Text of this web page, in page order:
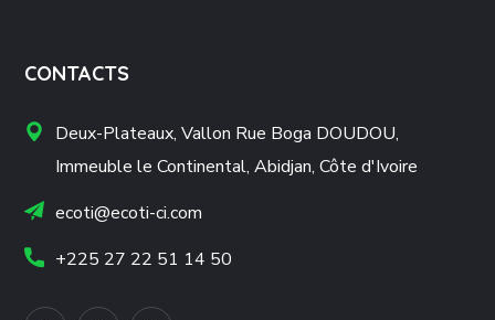
CONTACTS
Deux-Plateaux, Vallon Rue Boga DOUDOU,
Immeuble le Continental, Abidjan, Côte d'Ivoire
ecoti@ecoti-ci.com
+225 27 22 51 14 50